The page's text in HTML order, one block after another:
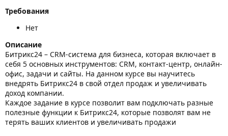
Требования
Нет
Описание
Битрикс24 – CRM-система для бизнеса, которая включает в
себя 5 основных инструментов: CRM, контакт-центр, онлайн-
офис, задачи и сайты. На данном курсе вы научитесь
внедрять Битрикс24 в свой отдел продаж и увеличивать
доход компании.
Каждое задание в курсе позволит вам подключать разные
полезные функции к Битрикс24, которые позволят вам не
терять ваших клиентов и увеличивать продажи